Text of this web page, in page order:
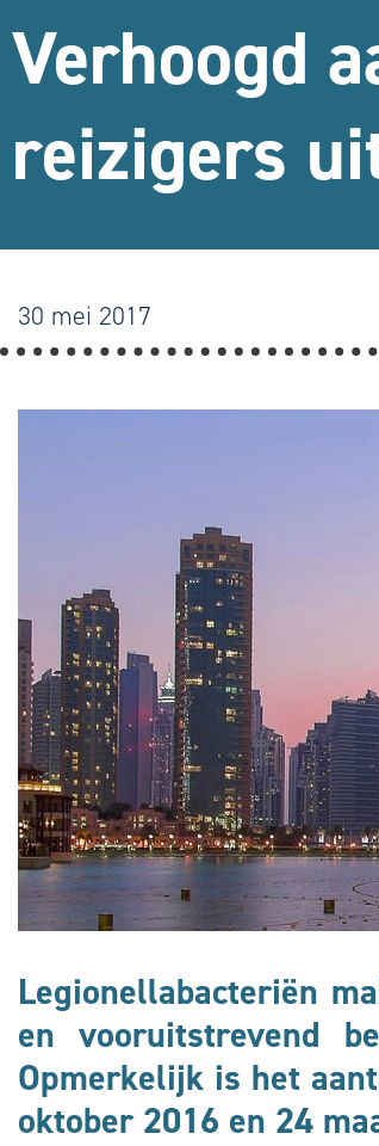
Verhoogd
reizigers
30 mei 2017
Legionellabacteriën
en vooruitstrevend
Opmerkelijk is het
oktober 2016 en 24